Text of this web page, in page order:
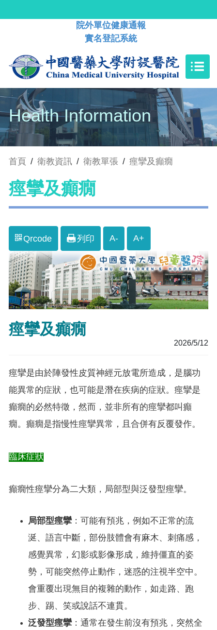
院外單位健康通報
實名登記系統
Health Information
首頁 / 衛教資訊 / 衛教單張 / 痙攣及癲癇
痙攣及癲癇
Qrcode 列印 A- A+
痙攣及癲癇
2026/5/12
痙攣是由於陣發性皮質神經元放電所造成，是腦功
能異常的症狀，也可能是潛在疾病的症狀。痙攣是
癲癇的必然特徵，然而，並非所有的痙攣都叫癲
癇。癲癇是指慢性痙攣異常，且合併有反覆發作。
臨床症狀
癲癇性痙攣分為二大類，局部型與泛發型痙攣。
局部型痙攣：可能有預兆，例如不正常的流
涎、語言中斷，部份肢體會有麻木、刺痛感，
感覺異常，幻影或影像形成，維持僵直的姿
勢，可能突然停止動作，迷惑的注視半空中。
會重覆出現無目的複雜的動作，如走路、跑
步、踢、笑或說話不連貫。
泛發型痙攣：通常在發生前沒有預兆，突然全